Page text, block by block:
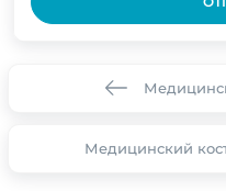
Медицинский